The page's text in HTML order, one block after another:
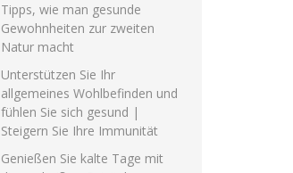
Tipps, wie man gesunde
Gewohnheiten zur zweiten
Natur macht
Unterstützen Sie Ihr
allgemeines Wohlbefinden und
fühlen Sie sich gesund |
Steigern Sie Ihre Immunität
Genießen Sie kalte Tage mit